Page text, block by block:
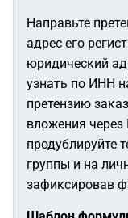
Направьте
адрес его
юридический
узнать по ИНН
претензию
вложения через
продублируйте
группы и на
зафиксировав